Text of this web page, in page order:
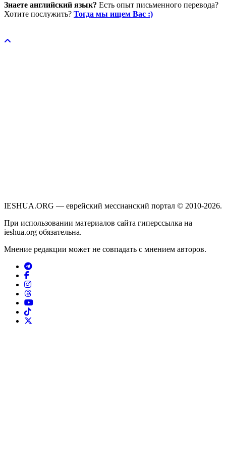
Знаете английский язык? Есть опыт письменного перевода?
Хотите послужить? Тогда мы ищем Вас :)
IESHUA.ORG — еврейский мессианский портал © 2010-2026.
При использовании материалов сайта гиперссылка на
ieshua.org обязательна.
Мнение редакции может не совпадать с мнением авторов.